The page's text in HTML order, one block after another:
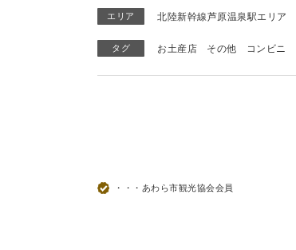
エリア 北陸新幹線芦原温泉駅エリア
タグ お土産店 その他 コンビニ
・・・あわら市観光協会会員